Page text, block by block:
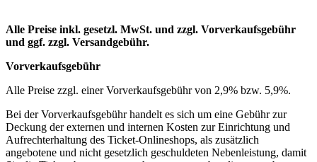
Alle Preise inkl. gesetzl. MwSt. und zzgl. Vorverkaufsgebühr
und ggf. zzgl. Versandgebühr.
Vorverkaufsgebühr
Alle Preise zzgl. einer Vorverkaufsgebühr von 2,9% bzw. 5,9%.
Bei der Vorverkaufsgebühr handelt es sich um eine Gebühr zur
Deckung der externen und internen Kosten zur Einrichtung und
Aufrechterhaltung des Ticket-Onlineshops, als zusätzlich
angebotene und nicht gesetzlich geschuldeten Nebenleistung, damit